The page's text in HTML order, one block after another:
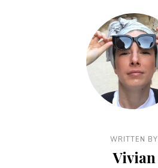
WRITTEN BY
Vivian